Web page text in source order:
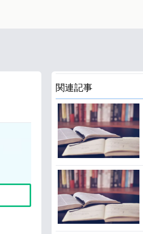
関連記事